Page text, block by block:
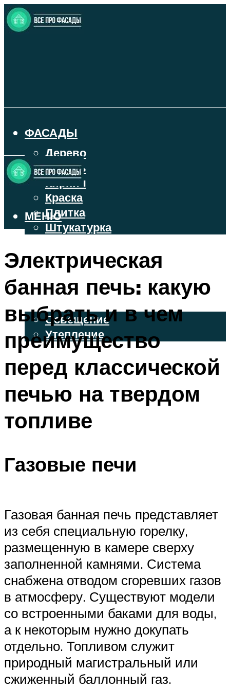
ФАСАДЫ
Дерево
Камень
Кирпич
Краска
Плитка
Штукатурка
ФАСАДНЫЙ САЙДИНГ
ОСВЕЩЕНИЕ И УТЕПЛЕНИЕ
Освещение
Утепление
МЕНЮ
МЕНЮ
Электрическая
банная печь: какую
выбрать и в чем
преимущество
перед классической
печью на твердом
топливе
Газовые печи
Газовая банная печь представляет
из себя специальную горелку,
размещенную в камере сверху
заполненной камнями. Система
снабжена отводом сгоревших газов
в атмосферу. Существуют модели
со встроенными баками для воды,
а к некоторым нужно докупать
отдельно. Топливом служит
природный магистральный или
сжиженный баллонный газ.